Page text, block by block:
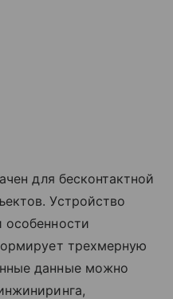
для бесконтактной
Устройство
особенности
трехмерную
данные можно